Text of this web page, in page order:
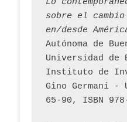
Lo
sobre el cambio
en/desde
Autónoma de
Universidad de
Instituto de
Gino Germani -
65-90, ISBN